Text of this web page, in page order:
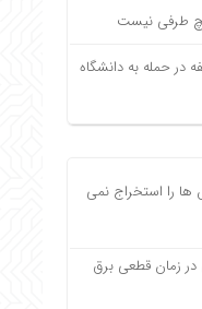
طرفی نیست
حمله به دانشگاه
را استخراج نمی
در زمان قطعی برق